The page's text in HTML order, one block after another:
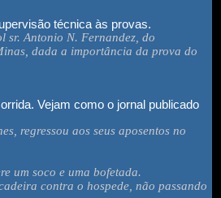
técnica às provas.
sr. Antonio N. Fernandez, do
dada a importância da prova do
Vejam como o jornal publicado
regressou aos seus aposentos no
um soco e uma bofetada.
contra o hospede, não passando